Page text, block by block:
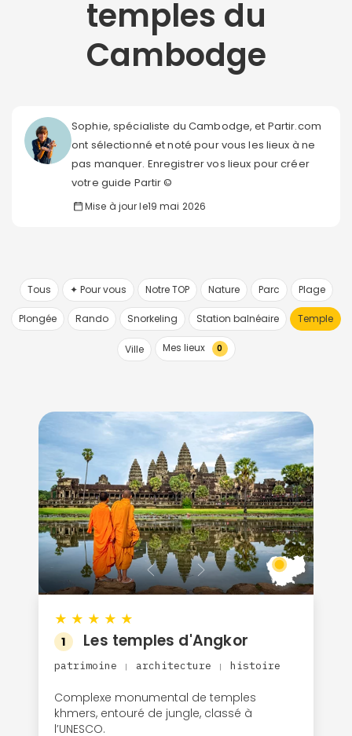
temples du
Cambodge
Sophie, spécialiste du Cambodge, et Partir.com
ont sélectionné et noté pour vous les lieux à ne
pas manquer. Enregistrer vos lieux pour créer
votre guide Partir ©
Mise à jour le19 mai 2026
Tous ✦ Pour vous Notre TOP Nature Parc Plage
Plongée Rando Snorkeling Station balnéaire Temple
Ville Mes lieux 0
★ ★ ★ ★ ★
1 Les temples d'Angkor
patrimoine | architecture | histoire
Complexe monumental de temples
khmers, entouré de jungle, classé à
l’UNESCO.